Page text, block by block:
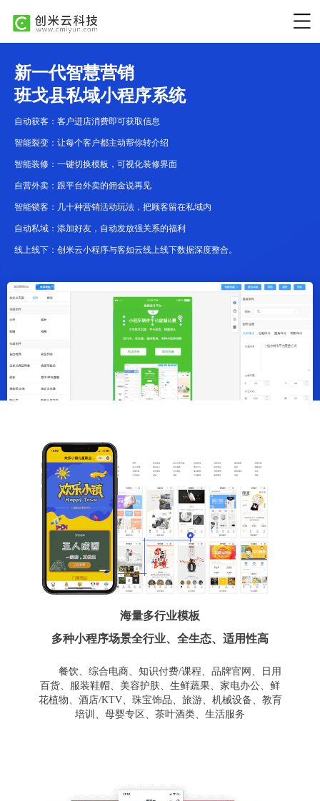
新一代智慧营销
班戈县私域小程序系统
自动获客：客户进店消费即可获取信息
智能裂变：让每个客户都主动帮你转介绍
智能装修：一键切换模板，可视化装修界面
自营外卖：跟平台外卖的佣金说再见
智能锁客：几十种营销活动玩法，把顾客留在私域内
自动私域：添加好友，自动发放强关系的福利
线上线下：创米云小程序与客如云线上线下数据深度整合。
海量多行业模板
多种小程序场景全行业、全生态、适用性高
餐饮、综合电商、知识付费/课程、品牌官网、日用
百货、服装鞋帽、美容护肤、生鲜蔬果、家电办公、鲜
花植物、酒店/KTV、珠宝饰品、旅游、机械设备、教育
培训、母婴专区、茶叶酒类、生活服务